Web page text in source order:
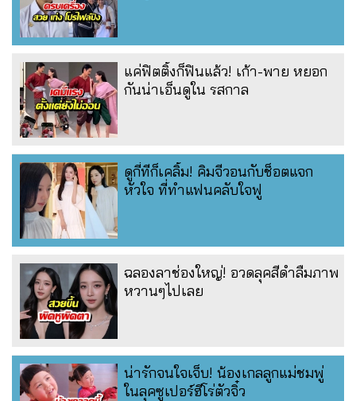
แค่ฟิตติ้งก็ฟินแล้ว! เก้า-พาย หยอก
กันน่าเอ็นดูใน รสกาล
ดูกี่ทีก็เคลิ้ม! คิมจีวอนกับช็อตแจก
หัวใจ ที่ทำแฟนคลับใจฟู
ฉลองลาช่องใหญ่! อวดลุคสีดำลืมภาพ
หวานๆไปเลย
น่ารักจนใจเจ็บ! น้องเกลลูกแม่ชมพู่
ในลุคซูเปอร์ฮีโร่ตัวจิ๋ว